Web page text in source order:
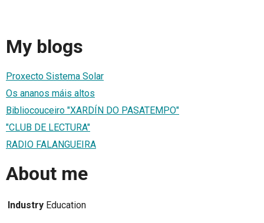
My blogs
Proxecto Sistema Solar
Os ananos máis altos
Bibliocouceiro "XARDÍN DO PASATEMPO"
"CLUB DE LECTURA"
RADIO FALANGUEIRA
About me
Industry Education